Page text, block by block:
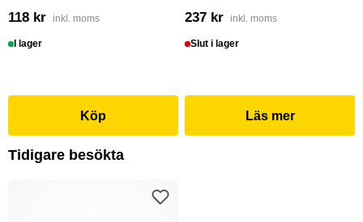
118 kr inkl. moms
I lager
Köp
237 kr inkl. moms
Slut i lager
Läs mer
Tidigare besökta